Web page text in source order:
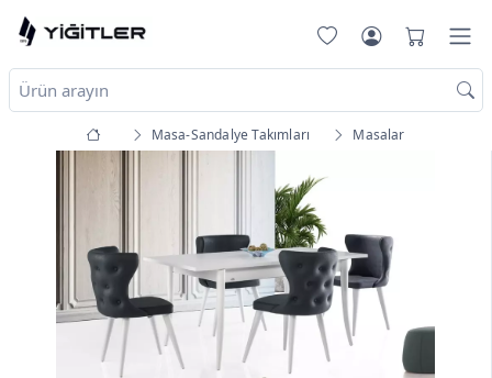
Masa-Sandalye Takımları Masalar